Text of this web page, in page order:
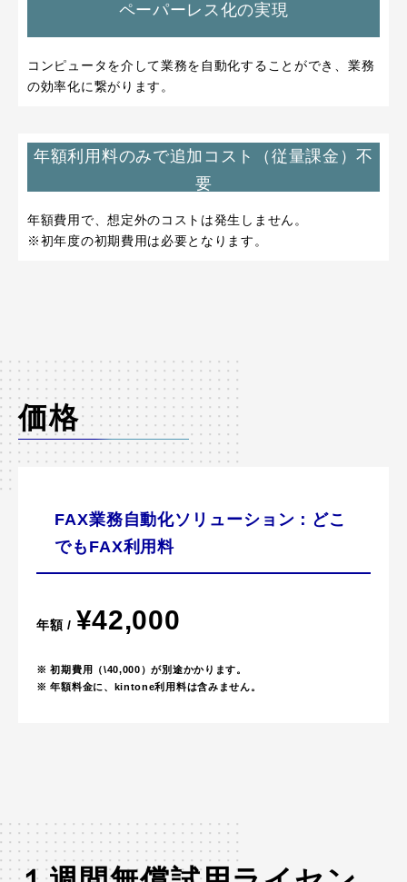
ペーパーレス化の実現
コンピュータを介して業務を自動化することができ、業務
の効率化に繋がります。
年額利用料のみで追加コスト（従量課金）不
要
年額費用で、想定外のコストは発生しません。
※初年度の初期費用は必要となります。
価格
FAX業務自動化ソリューション：どこ
でもFAX利⽤料
年額 / ¥42,000
※ 初期費用（\40,000）が別途かかります。
※ 年額料金に、kintone利用料は含みません。